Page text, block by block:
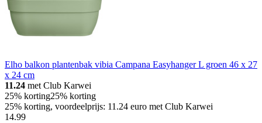
Elho balkon plantenbak vibia Campana Easyhanger L groen 46 x 27
x 24 cm
11.24 met Club Karwei
25% korting25% korting
25% korting, voordeelprijs: 11.24 euro met Club Karwei
14.99